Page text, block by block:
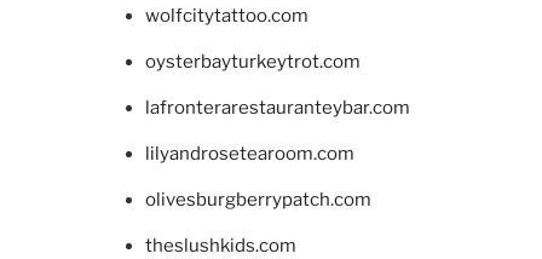
wolfcitytattoo.com
oysterbayturkeytrot.com
lafronterarestauranteybar.com
lilyandrosetearoom.com
olivesburgberrypatch.com
theslushkids.com